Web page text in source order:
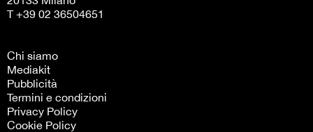
T +39 02 36504651
Chi siamo
Mediakit
Pubblicità
Termini e condizioni
Privacy Policy
Cookie Policy